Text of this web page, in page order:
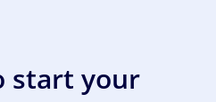
start your